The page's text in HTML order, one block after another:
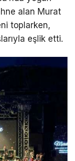
alan Murat
toplarken,
eşlik etti.